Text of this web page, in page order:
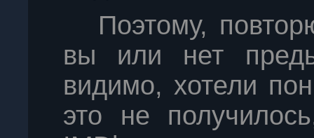
Поэтому,
вы или нет
видимо, хотели
это не